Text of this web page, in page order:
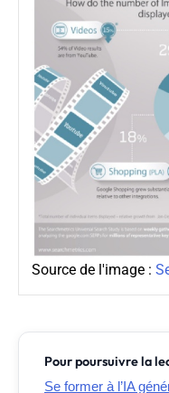
Source de l'image :
Pour poursuivre la
Se former à l’IA